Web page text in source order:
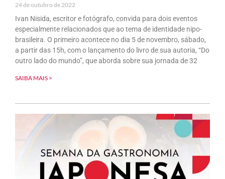
24 de outubro de 2022
Ivan Nisida, escritor e fotógrafo, convida para dois eventos
especialmente relacionados que ao tema de identidade nipo-
brasileira. O primeiro acontece no dia 5 de novembro, sábado,
a partir das 15h, com o lançamento do livro de sua autoria, “Do
outro lado do mundo”, que aborda sobre sua jornada de 32
SAIBA MAIS >